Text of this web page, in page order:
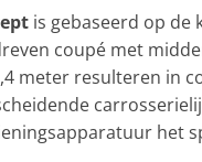
is gebaseerd op de
coupé met
meter resulteren in
het